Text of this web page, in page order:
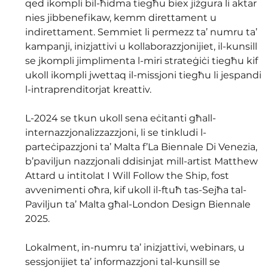
qed ikompli bil-ħidma tiegħu biex jiżgura li aktar
nies jibbenefikaw, kemm direttament u
indirettament. Semmiet li permezz ta’ numru ta’
kampanji, inizjattivi u kollaborazzjonijiet, il-kunsill
se jkompli jimplimenta l-miri strateġiċi tiegħu kif
ukoll ikompli jwettaq il-missjoni tiegħu li jespandi
l-intraprenditorjat kreattiv.
L-2024 se tkun ukoll sena eċitanti għall-
internazzjonalizzazzjoni, li se tinkludi l-
parteċipazzjoni ta’ Malta f’La Biennale Di Venezia,
b’paviljun nazzjonali ddisinjat mill-artist Matthew
Attard u intitolat I Will Follow the Ship, fost
avvenimenti oħra, kif ukoll il-ftuħ tas-Sejħa tal-
Paviljun ta’ Malta għal-London Design Biennale
2025.
Lokalment, in-numru ta’ inizjattivi, webinars, u
sessjonijiet ta’ informazzjoni tal-kunsill se